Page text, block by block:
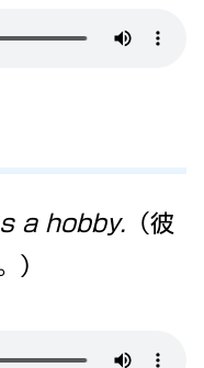
a hobby. （彼
）